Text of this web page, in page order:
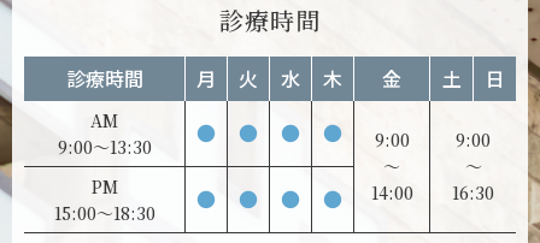
診療時間
診療時間 月 火 水 木 金 土 日
AM
9:00～13:30
● ● ● ●
9:00
～
14:00
9:00
～
16:30
PM
15:00～18:30
● ● ● ●